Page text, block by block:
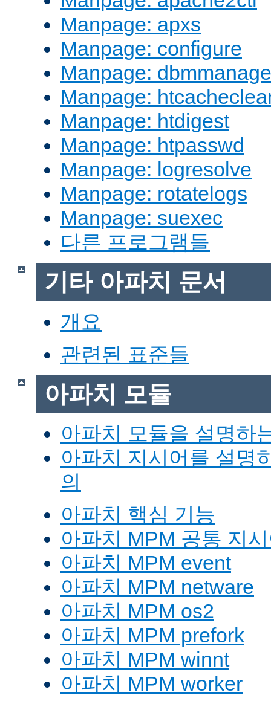
Manpage: apxs
Manpage: configure
Manpage: dbmmanage
Manpage:
Manpage: htdigest
Manpage: htpasswd
Manpage: logresolve
Manpage: rotatelogs
Manpage: suexec
다른 프로그램들
기타 아파치 문서
개요
관련된 표준들
아파치 모듈
아파치 모듈을 설명하
아파치 지시어를 설명
의
아파치 핵심 기능
아파치 MPM 공통 지
아파치 MPM event
아파치 MPM netware
아파치 MPM os2
아파치 MPM prefork
아파치 MPM winnt
아파치 MPM worker